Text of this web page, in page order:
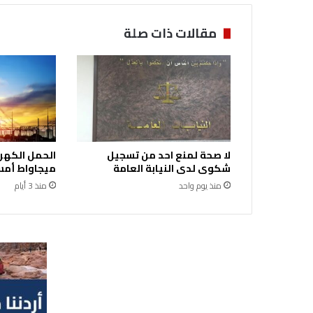
أ
ك
ا
د
م
ي
ة
ا
ل
أ
ر
د
ي
مقالات ذات صلة
لا صحة لمنع احد من تسجيل
شكوى لدى النيابة العامة
منذ يوم واحد
ميجاواط
منذ 3 أيام